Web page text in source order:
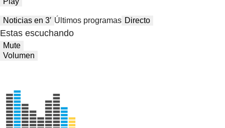
Noticias en 3′ Últimos programas Directo
Estas escuchando
Mute
Volumen